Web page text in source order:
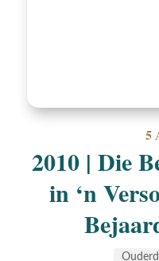
5
2010 | Die
in ‘n